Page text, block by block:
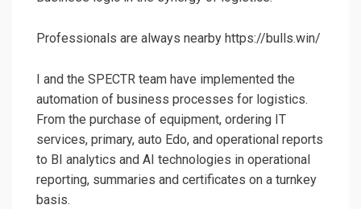
Professionals are always nearby https://bulls.win/
I and the SPECTR team have implemented the
automation of business processes for logistics.
From the purchase of equipment, ordering IT
services, primary, auto Edo, and operational reports
to BI analytics and AI technologies in operational
reporting, summaries and certificates on a turnkey
basis.